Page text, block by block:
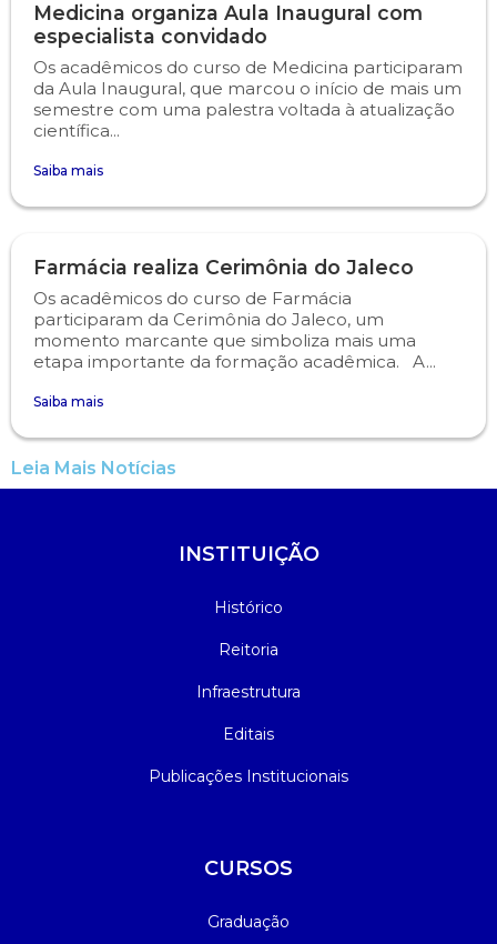
Medicina organiza Aula Inaugural com
especialista convidado
Os acadêmicos do curso de Medicina participaram
da Aula Inaugural, que marcou o início de mais um
semestre com uma palestra voltada à atualização
científica...
Saiba mais
Farmácia realiza Cerimônia do Jaleco
Os acadêmicos do curso de Farmácia
participaram da Cerimônia do Jaleco, um
momento marcante que simboliza mais uma
etapa importante da formação acadêmica. A...
Saiba mais
Leia Mais Notícias
INSTITUIÇÃO
Histórico
Reitoria
Infraestrutura
Editais
Publicações Institucionais
CURSOS
Graduação